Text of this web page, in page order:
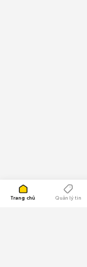
Trang chủ Quản lý tin